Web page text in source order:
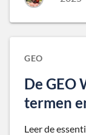
GEO
De GEO
termen
Leer de